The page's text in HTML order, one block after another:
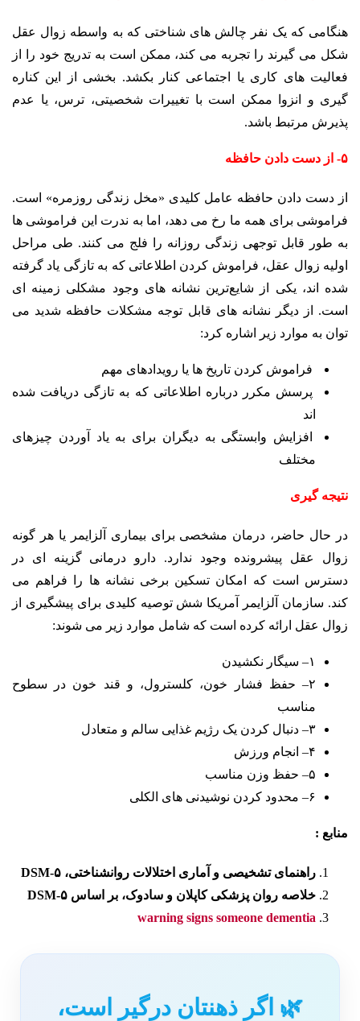
هنگامی که یک نفر چالش های شناختی که به واسطه زوال عقل
شکل می گیرند را تجربه می کند، ممکن است به تدریج خود را از
فعالیت های کاری یا اجتماعی کنار بکشد. بخشی از این کناره
گیری و انزوا ممکن است با تغییرات شخصیتی، ترس، یا عدم
پذیرش مرتبط باشد.
۵- از دست دادن حافظه
از دست دادن حافظه عامل کلیدی «مخل زندگی روزمره» است.
فراموشی برای همه ما رخ می دهد، اما به ندرت این فراموشی ها
به طور قابل توجهی زندگی روزانه را فلج می کنند. طی مراحل
اولیه زوال عقل، فراموش کردن اطلاعاتی که به تازگی یاد گرفته
شده اند، یکی از شایع‌ترین نشانه های وجود مشکلی زمینه ای
است. از دیگر نشانه های قابل توجه مشکلات حافظه شدید می
توان به موارد زیر اشاره کرد:
فراموش کردن تاریخ ها یا رویدادهای مهم
پرسش مکرر درباره اطلاعاتی که به تازگی دریافت شده
اند
افزایش وابستگی به دیگران برای به یاد آوردن چیزهای
مختلف
نتیجه گیری
در حال حاضر، درمان مشخصی برای بیماری آلزایمر یا هر گونه
زوال عقل پیشرونده وجود ندارد. دارو درمانی گزینه ای در
دسترس است که امکان تسکین برخی نشانه ها را فراهم می
کند. سازمان آلزایمر آمریکا شش توصیه کلیدی برای پیشگیری از
زوال عقل ارائه کرده است که شامل موارد زیر می شوند:
۱– سیگار نکشیدن
۲– حفظ فشار خون، کلسترول، و قند خون در سطوح
مناسب
۳– دنبال کردن یک رژیم غذایی سالم و متعادل
۴– انجام ورزش
۵– حفظ وزن مناسب
۶– محدود کردن نوشیدنی های الکلی
منابع :
راهنمای تشخیصی و آماری اختلالات روانشناختی، DSM-۵
خلاصه روان پزشکی کاپلان و سادوک، بر اساس DSM-۵
warning signs someone dementia
🌿 اگر ذهنتان درگیر است،